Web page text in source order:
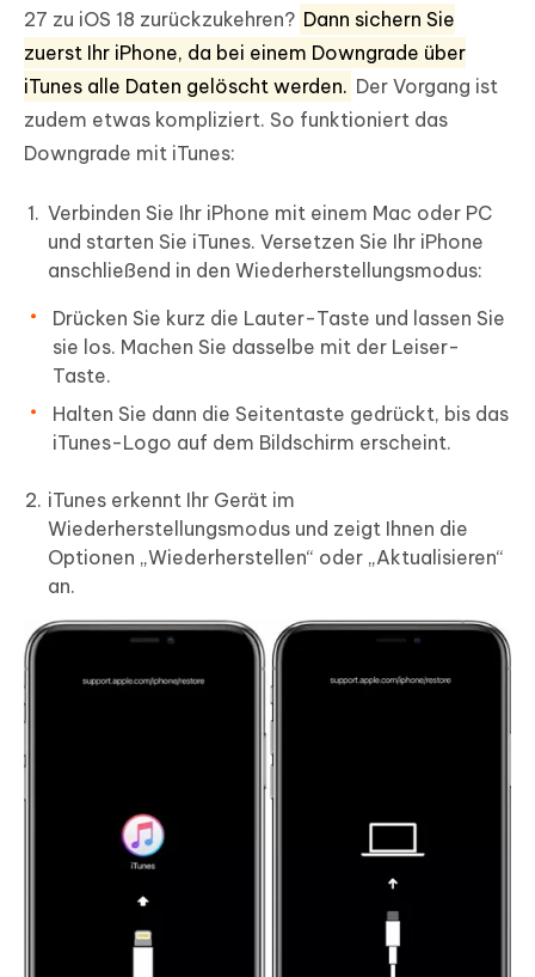
27 zu iOS 18 zurückzukehren? Dann sichern Sie
zuerst Ihr iPhone, da bei einem Downgrade über
iTunes alle Daten gelöscht werden. Der Vorgang ist
zudem etwas kompliziert. So funktioniert das
Downgrade mit iTunes:
Verbinden Sie Ihr iPhone mit einem Mac oder PC
und starten Sie iTunes. Versetzen Sie Ihr iPhone
anschließend in den Wiederherstellungsmodus:
Drücken Sie kurz die Lauter-Taste und lassen Sie
sie los. Machen Sie dasselbe mit der Leiser-
Taste.
Halten Sie dann die Seitentaste gedrückt, bis das
iTunes-Logo auf dem Bildschirm erscheint.
iTunes erkennt Ihr Gerät im
Wiederherstellungsmodus und zeigt Ihnen die
Optionen „Wiederherstellen“ oder „Aktualisieren“
an.